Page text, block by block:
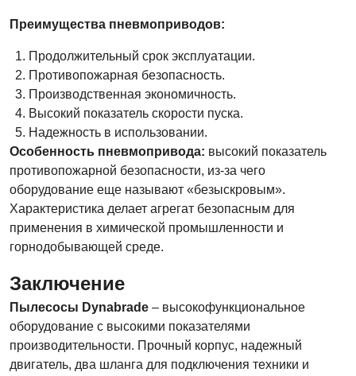
Преимущества пневмоприводов:
Продолжительный срок эксплуатации.
Противопожарная безопасность.
Производственная экономичность.
Высокий показатель скорости пуска.
Надежность в использовании.
Особенность пневмопривода: высокий показатель
противопожарной безопасности, из-за чего
оборудование еще называют «безыскровым».
Характеристика делает агрегат безопасным для
применения в химической промышленности и
горнодобывающей среде.
Заключение
Пылесосы Dynabrade – высокофункциональное
оборудование с высокими показателями
производительности. Прочный корпус, надежный
двигатель, два шланга для подключения техники и